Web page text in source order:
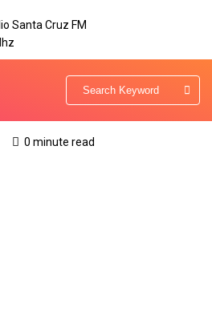
0 minute read